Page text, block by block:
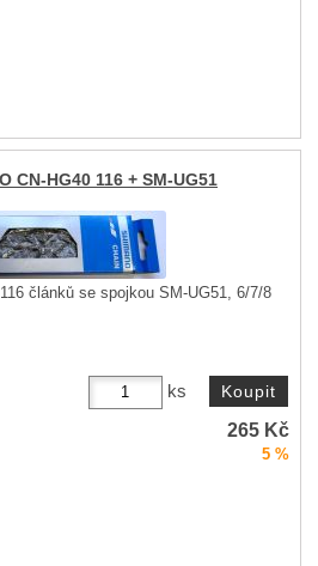
CN-HG40 116 + SM-UG51
článků se spojkou SM-UG51, 6/7/8
ks
265 Kč
5 %